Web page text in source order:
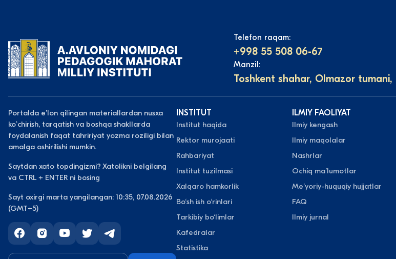
Telefon raqam:
+998 55 508 06-67
Manzil:
Toshkent shahar, Olmazor tumani,
Portalda eʼlon qilingan materiallardan nusxa
koʻchirish, tarqatish va boshqa shakllarda
foydalanish faqat tahririyat yozma roziligi bilan
amalga oshirilishi mumkin.
Saytdan xato topdingizmi? Xatolikni belgilang
va CTRL + ENTER ni bosing
Sayt oxirgi marta yangilangan: 10:35, 07.08.2026
(GMT+5)
INSTITUT
Institut haqida
Rektor murojaati
Rahbariyat
Institut tuzilmasi
Xalqaro hamkorlik
Bo‘sh ish o‘rinlari
Tarkibiy bo‘limlar
Kafedralar
Statistika
ILMIY FAOLIYAT
Ilmiy kengash
Ilmiy maqolalar
Nashrlar
Ochiq maʼlumotlar
Meʼyoriy-huquqiy hujjatlar
FAQ
Ilmiy jurnal